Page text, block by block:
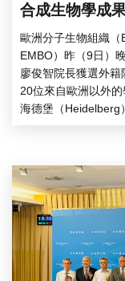
合成生物學成
歐洲分子生物組織
EMBO）昨（9日）
廖俊智院長獲選外
20位來自歐洲以外
海德堡（Heidelberg